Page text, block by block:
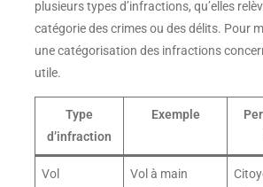
plusieurs types d’infractions, qu’elles
catégorie des crimes ou des délits. Pour
une catégorisation des infractions
utile.
Type
d’infraction
Exemple
Vol
Vol à main